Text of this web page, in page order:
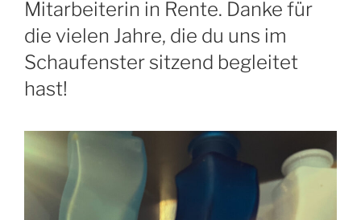
Mitarbeiterin in Rente. Danke für
die vielen Jahre, die du uns im
Schaufenster sitzend begleitet
hast!